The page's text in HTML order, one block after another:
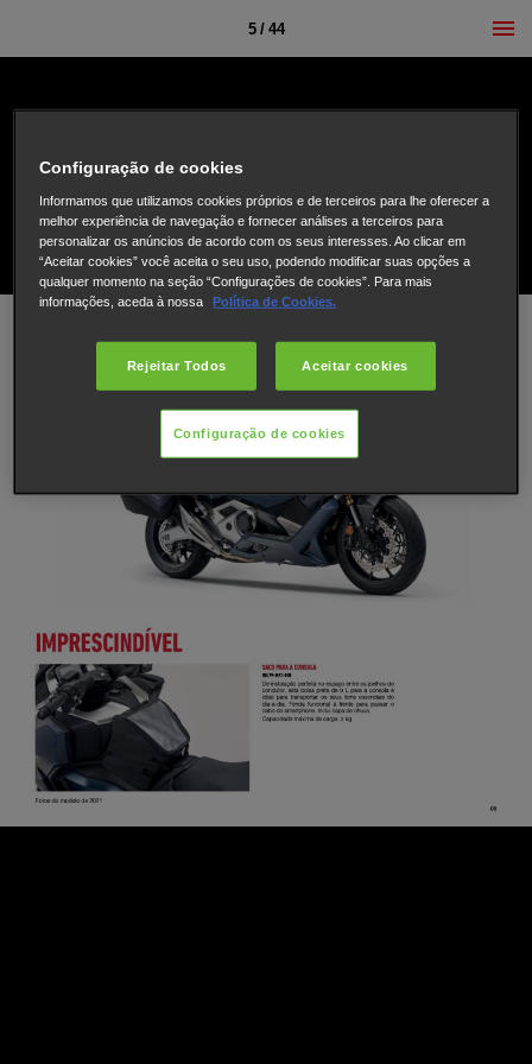
5 / 44
Configuração de cookies
Informamos que utilizamos cookies próprios e de terceiros para lhe oferecer a
melhor experiência de navegação e fornecer análises a terceiros para
personalizar os anúncios de acordo com os seus interesses. Ao clicar em
“Aceitar cookies” você aceita o seu uso, podendo modificar suas opções a
qualquer momento na seção “Configurações de cookies”. Para mais
informações, aceda à nossa
Política de Cookies.
Rejeitar Todos Aceitar cookies
Configuração de cookies